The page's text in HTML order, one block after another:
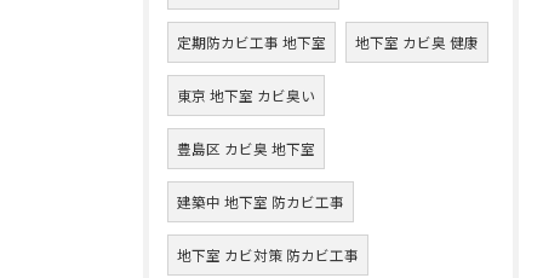
定期防カビ工事 地下室 地下室 カビ臭 健康
東京 地下室 カビ臭い
豊島区 カビ臭 地下室
建築中 地下室 防カビ工事
地下室 カビ対策 防カビ工事